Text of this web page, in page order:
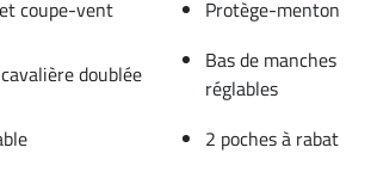
coupe-vent
Protège-menton
doublée
Bas de manches
réglables
2 poches à rabat